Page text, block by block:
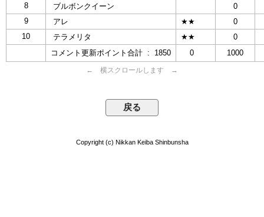
8
ブルボンクイーン
0
9
アレ ★★
0
10
テラメリタ ★★
0
コメント更新ポイント合計 : 1850
0 1000
← 横スクロールします →
Copyright (c) Nikkan Keiba Shinbunsha